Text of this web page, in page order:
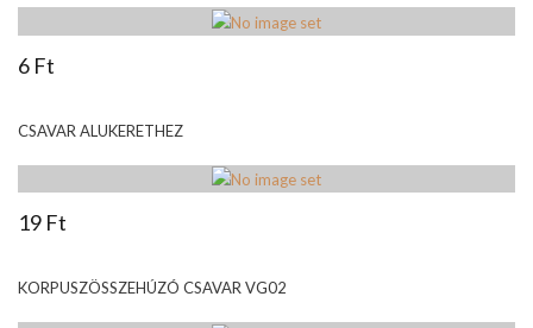
6 Ft
CSAVAR ALUKERETHEZ
19 Ft
KORPUSZÖSSZEHÚZÓ CSAVAR VG02